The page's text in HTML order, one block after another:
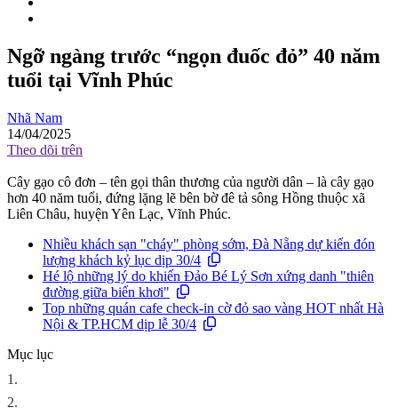
Ngỡ ngàng trước “ngọn đuốc đỏ” 40 năm
tuổi tại Vĩnh Phúc
Nhã Nam
14/04/2025
Theo dõi trên
Cây gạo cô đơn – tên gọi thân thương của người dân – là cây gạo
hơn 40 năm tuổi, đứng lặng lẽ bên bờ đê tả sông Hồng thuộc xã
Liên Châu, huyện Yên Lạc, Vĩnh Phúc.
Nhiều khách sạn "cháy" phòng sớm, Đà Nẵng dự kiến đón
lượng khách kỷ lục dịp 30/4
Hé lộ những lý do khiến Đảo Bé Lý Sơn xứng danh "thiên
đường giữa biển khơi"
Top những quán cafe check-in cờ đỏ sao vàng HOT nhất Hà
Nội & TP.HCM dịp lễ 30/4
Mục lục
1.
2.